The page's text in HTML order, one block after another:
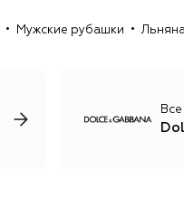
год Dolce &
Мужские рубашки